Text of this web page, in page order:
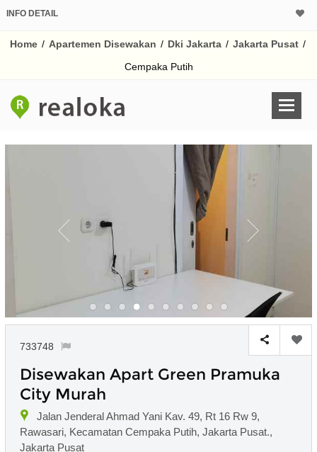
INFO DETAIL
Home / Apartemen Disewakan / Dki Jakarta / Jakarta Pusat /
Cempaka Putih
733748
Disewakan Apart Green Pramuka
City Murah
Jalan Jenderal Ahmad Yani Kav. 49, Rt 16 Rw 9,
Rawasari, Kecamatan Cempaka Putih, Jakarta Pusat.,
Jakarta Pusat